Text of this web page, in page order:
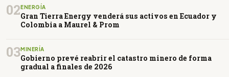
02ENERGÍA
Gran Tierra Energy venderá sus activos en Ecuador y
Colombia a Maurel & Prom
03MINERÍA
Gobierno prevé reabrir el catastro minero de forma
gradual a finales de 2026